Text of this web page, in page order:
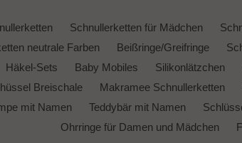
Schnullerketten für Mädchen
neutrale Farben
Beißringe/Greifringe
Häkel-Sets
Baby Mobiles Silikonlätzchen
Breischale
Makramee Schnullerketten
mit Namen
Teddybär mit Namen
Ohrringe für Damen und Mädchen